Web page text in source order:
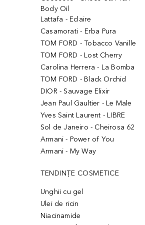
Body Oil
Lattafa - Eclaire
Casamorati - Erba Pura
TOM FORD - Tobacco Vanille
TOM FORD - Lost Cherry
Carolina Herrera - La Bomba
TOM FORD - Black Orchid
DIOR - Sauvage Elixir
Jean Paul Gaultier - Le Male
Yves Saint Laurent - LIBRE
Sol de Janeiro - Cheirosa 62
Armani - Power of You
Armani - My Way
TENDINȚE COSMETICE
Unghii cu gel
Ulei de ricin
Niacinamide